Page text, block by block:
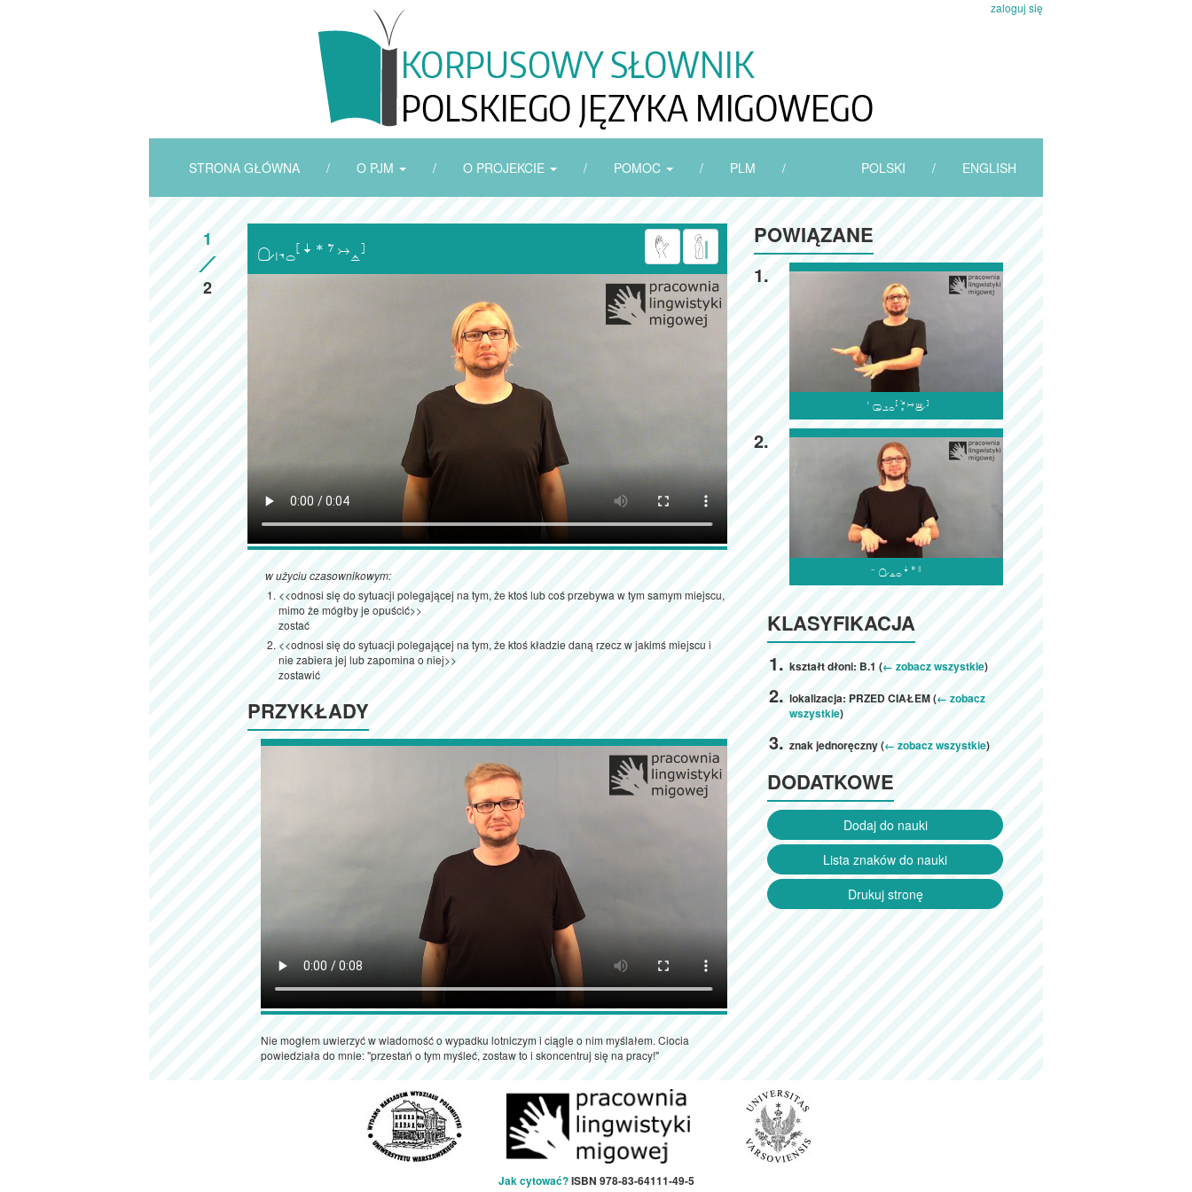
zaloguj się
STRONA GŁÓWNA / O PJM / O PROJEKCIE / POMOC / PLM / POLSKI / ENGLISH
1
2

w użyciu czasownikowym:
<<odnosi się do sytuacji polegającej na tym, że ktoś lub coś przebywa w tym samym miejscu,
mimo że mógłby je opuścić>>
zostać
<<odnosi się do sytuacji polegającej na tym, że ktoś kładzie daną rzecz w jakimś miejscu i
nie zabiera jej lub zapomina o niej>>
zostawić
PRZYKŁADY
Nie mogłem uwierzyć w wiadomość o wypadku lotniczym i ciągle o nim myślałem. Ciocia
powiedziała do mnie: "przestań o tym myśleć, zostaw to i skoncentruj się na pracy!"
POWIĄZANE
1.

2.

KLASYFIKACJA
kształt dłoni: B.1 (← zobacz wszystkie)
lokalizacja: PRZED CIAŁEM (← zobacz
wszystkie)
znak jednoręczny (← zobacz wszystkie)
DODATKOWE
Dodaj do nauki
Lista znaków do nauki
Drukuj stronę
Jak cytować?ISBN 978-83-64111-49-5